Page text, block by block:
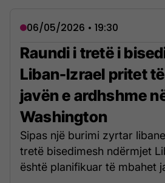
06/05/2026 • 19:30
Raundi i tretë i
Liban-Izrael pritet
javën e ardhshme
Washington
Sipas një burimi zyrtar
tretë bisedimesh ndërmjet
është planifikuar të mbahet